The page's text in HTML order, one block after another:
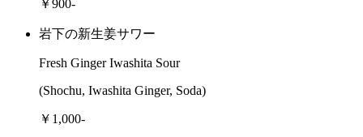
￥900-
岩下の新生姜サワー
Fresh Ginger Iwashita Sour
(Shochu, Iwashita Ginger, Soda)
￥1,000-